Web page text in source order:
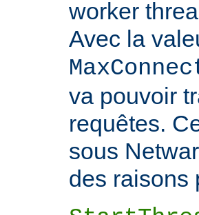
worker
Avec la
va pouvoir
requêtes.
sous
des raisons